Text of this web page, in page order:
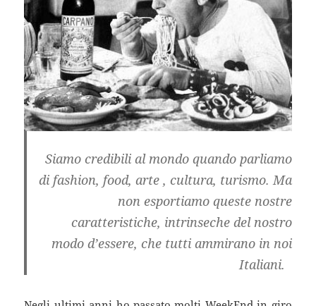
Siamo credibili al mondo quando parliamo
di fashion, food, arte , cultura, turismo. Ma
non esportiamo queste nostre
caratteristiche, intrinseche del nostro
modo d’essere, che tutti ammirano in noi
Italiani.